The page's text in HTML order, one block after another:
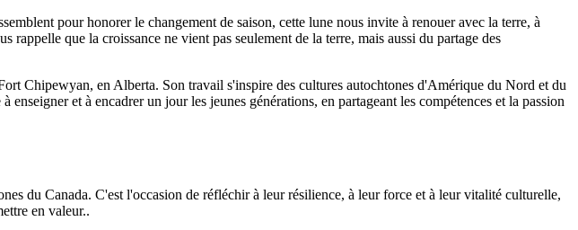
pour honorer le changement de saison, cette lune nous invite à renouer avec la terre, à
que la croissance ne vient pas seulement de la terre, mais aussi du partage des
Chipewyan, en Alberta. Son travail s'inspire des cultures autochtones d'Amérique du Nord et du
et à encadrer un jour les jeunes générations, en partageant les compétences et la passion
du Canada. C'est l'occasion de réfléchir à leur résilience, à leur force et à leur vitalité culturelle,
en valeur..